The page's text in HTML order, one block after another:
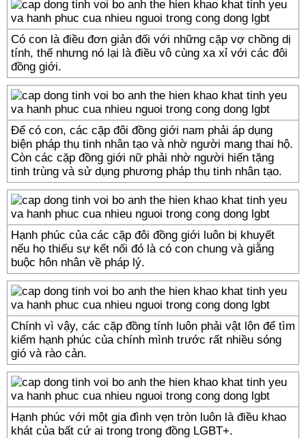
Có con là điều đơn giản đối với những cặp vợ chồng dị
tính, thế nhưng nó lại là điều vô cùng xa xỉ với các đôi
đồng giới.
Để có con, các cặp đôi đồng giới nam phải áp dụng
biện pháp thụ tinh nhân tạo và nhờ người mang thai hộ.
Còn các cặp đồng giới nữ phải nhờ người hiến tặng
tinh trùng và sử dụng phương pháp thụ tinh nhân tạo.
Hạnh phúc của các cặp đôi đồng giới luôn bị khuyết
nếu họ thiếu sự kết nối đó là có con chung và giằng
buộc hôn nhân về pháp lý.
Chính vì vậy, các cặp đồng tính luôn phải vật lộn để tìm
kiếm hạnh phúc của chính mình trước rất nhiều sóng
gió và rào cản.
Hạnh phúc với một gia đình vẹn tròn luôn là điều khao
khát của bất cứ ai trong trong đồng LGBT+.